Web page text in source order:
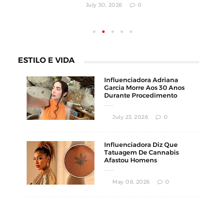
July 29, 2026 0
ESTILO E VIDA
Influenciadora Adriana
Garcia Morre Aos 30 Anos
Durante Procedimento
July 23, 2026 0
Influenciadora Diz Que
Tatuagem De Cannabis
Afastou Homens
May 08, 2026 0